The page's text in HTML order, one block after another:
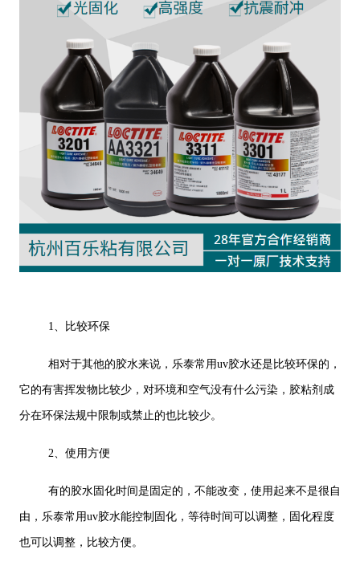
1、比较环保
相对于其他的胶水来说，乐泰常用uv胶水还是比较环保的，
它的有害挥发物比较少，对环境和空气没有什么污染，胶粘剂成
分在环保法规中限制或禁止的也比较少。
2、使用方便
有的胶水固化时间是固定的，不能改变，使用起来不是很自
由，乐泰常用uv胶水能控制固化，等待时间可以调整，固化程度
也可以调整，比较方便。